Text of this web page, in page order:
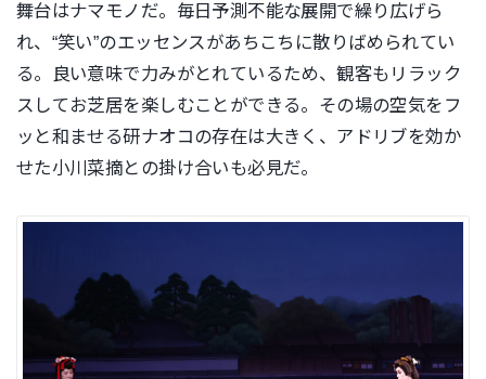
舞台はナマモノだ。毎日予測不能な展開で繰り広げら
れ、“笑い”のエッセンスがあちこちに散りばめられてい
る。良い意味で力みがとれているため、観客もリラック
スしてお芝居を楽しむことができる。その場の空気をフ
ッと和ませる研ナオコの存在は大きく、アドリブを効か
せた小川菜摘との掛け合いも必見だ。